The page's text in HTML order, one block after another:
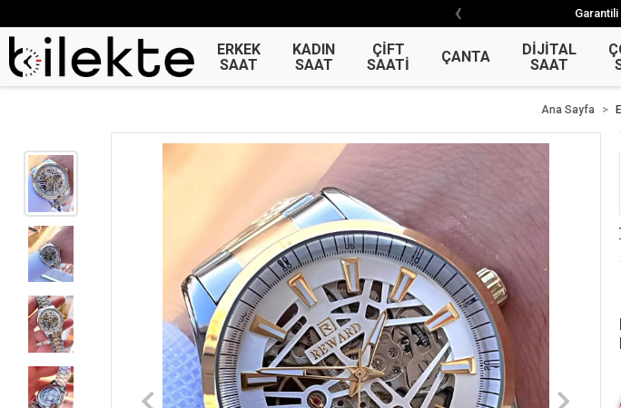
Garantili
‹
ERKEK
SAAT
KADIN
SAAT
ÇİFT
SAATİ
ÇANTA
DİJİTAL
SAAT
Garantili
‹
Ana Sayfa